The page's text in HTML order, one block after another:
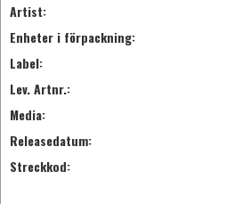
Artist:
Enheter i förpackning:
Label:
Lev. Artnr.:
Media:
Releasedatum:
Streckkod: